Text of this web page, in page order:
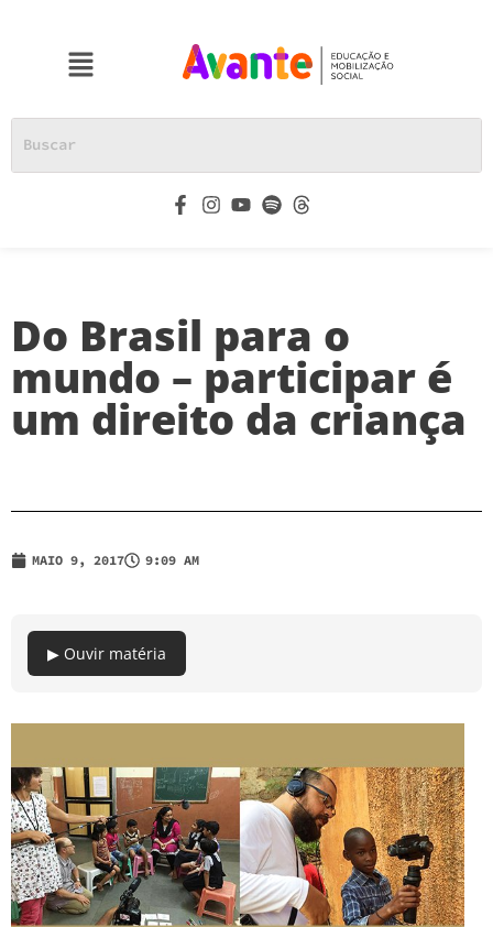
Do Brasil para o
mundo – participar é
um direito da criança
MAIO 9, 2017 9:09 AM
▶ Ouvir matéria